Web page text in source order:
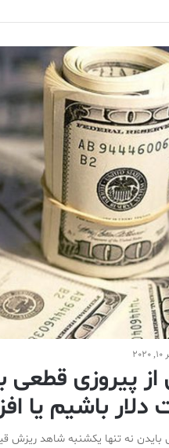
از پیروزی
باشیم یا
بایدن نه تنها یکشنبه شاهد ریزش